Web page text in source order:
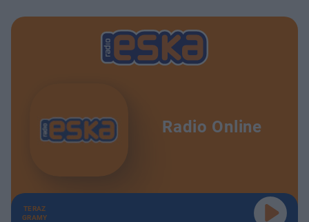
Radio Online
TERAZ
GRAMY